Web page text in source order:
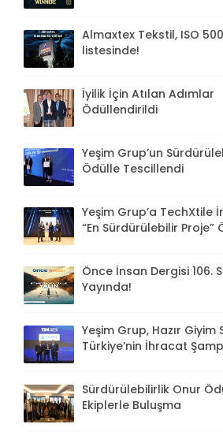
Almaxtex Tekstil, ISO 500
listesinde!
İyilik İçin Atılan Adımlar
Ödüllendirildi
Yeşim Grup’un
Ödülle Tescillendi
Yeşim Grup’a TechXtile
“En Sürdürülebilir Proje”
Önce İnsan Dergisi 106.
Yayında!
Yeşim Grup, Hazır
Türkiye’nin İhracat
Sürdürülebilirlik Onur
Ekiplerle Buluşma